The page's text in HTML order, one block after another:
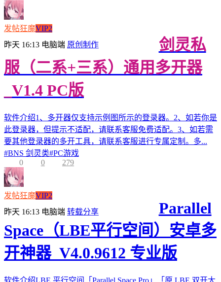
发帖狂魔VIP2
昨天 16:13 电脑端 原创制作
剑灵私
服（二系+三系）通用多开器
_V1.4 PC版
软件介绍1、多开器仅支持示例图所示的登录器。2、如若你是
此登录器，但提示不适配，请联系客服免费适配。3、如若需
要其他登录器的多开工具，请联系客服进行专属定制。多...
#BNS 剑灵类#PC游戏
0
0 279
发帖狂魔VIP2
昨天 16:13 电脑端 转载分享
Parallel
Space（LBE平行空间）安卓多
开神器_V4.0.9612 专业版
软件介绍LBE 平行空间「Parallel Space Pro」「原 LBE 双开大